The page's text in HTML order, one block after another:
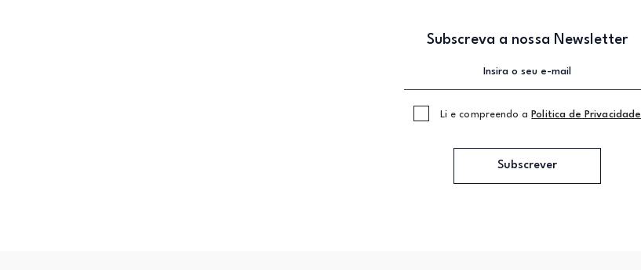
Subscreva a nossa Newsletter
Li e compreendo a Politica de Privacidade
Subscrever